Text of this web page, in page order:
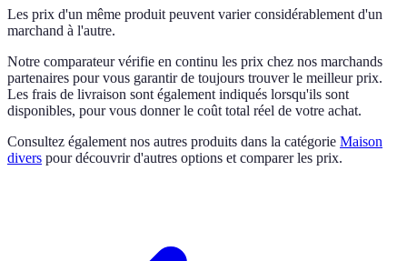
Les prix d'un même produit peuvent varier considérablement d'un
marchand à l'autre.
Notre comparateur vérifie en continu les prix chez nos marchands
partenaires pour vous garantir de toujours trouver le meilleur prix.
Les frais de livraison sont également indiqués lorsqu'ils sont
disponibles, pour vous donner le coût total réel de votre achat.
Consultez également nos autres produits dans la catégorie Maison
divers pour découvrir d'autres options et comparer les prix.